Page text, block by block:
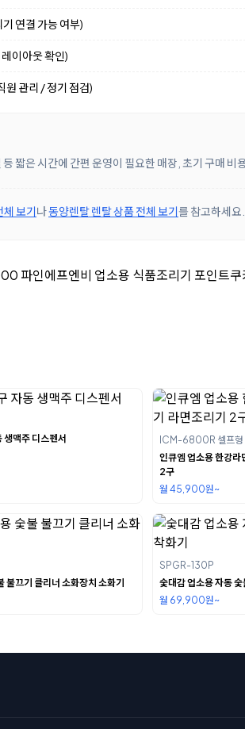
연결 가능 여부)
이아웃 확인)
원 관리 / 정기 점검)
짧은 시간에 간편 운영이 필요한 매장, 초기 구매 비
보기나동양렌탈 렌탈 상품 전체 보기를 참고하세요.
생맥주 디스펜서
ICM-6800R 셀프형
인큐엠 업소용 한강라
2구
월 45,900원~
불끄기 클리너 소화장치 소화기
SPGR-130P
숯대감 업소용 자동 숯
월 69,900원~